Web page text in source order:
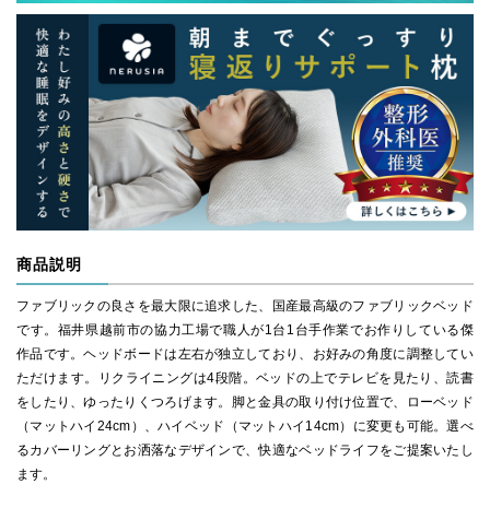
商品説明
ファブリックの良さを最大限に追求した、国産最高級のファブリックベッド
です。福井県越前市の協力工場で職人が1台1台手作業でお作りしている傑
作品です。ヘッドボードは左右が独立しており、お好みの角度に調整してい
ただけます。リクライニングは4段階。ベッドの上でテレビを見たり、読書
をしたり、ゆったりくつろげます。脚と金具の取り付け位置で、ローベッド
（マットハイ24cm）、ハイベッド（マットハイ14cm）に変更も可能。選べ
るカバーリングとお洒落なデザインで、快適なベッドライフをご提案いたし
ます。